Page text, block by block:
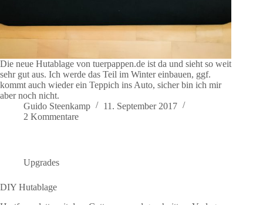
Die neue Hutablage von tuerpappen.de ist da und sieht so weit
sehr gut aus. Ich werde das Teil im Winter einbauen, ggf.
kommt auch wieder ein Teppich ins Auto, sicher bin ich mir
aber noch nicht.
Guido Steenkamp
11. September 2017
2 Kommentare
Upgrades
DIY Hutablage